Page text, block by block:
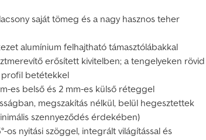
saját tömeg és a nagy hasznos teher
alumínium felhajtható támasztólábakkal
erősített kivitelben; a tengelyeken rövid
profil betétekkel
es belső és 2 mm-es külső réteggel
megszakítás nélkül, belül hegesztettek
szennyeződés érdekében)
os nyitási szöggel, integrált világítással és